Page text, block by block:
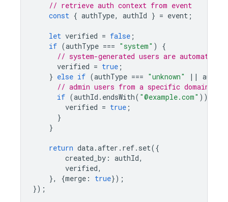
// retrieve auth context from event
const { authType, authId } = event ;
let verified = false ;
if (authType === "system" )
{
// system-generated users are
verified = true ;
} else if (authType === "unknown" ||
// admin users from a specific domain
if (authId . endsWith( "@example.com" ))
verified = true ;
}
}
return data.after . ref. set({
created_by : authId,
verified,
},
{merge : true});
});